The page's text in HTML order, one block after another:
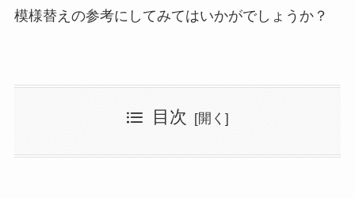
模様替えの参考にしてみてはいかがでしょうか？
目次